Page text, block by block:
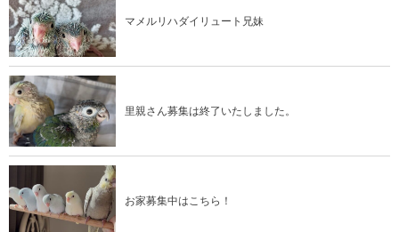
マメルリハダイリュート兄妹
里親さん募集は終了いたしました。
お家募集中はこちら！